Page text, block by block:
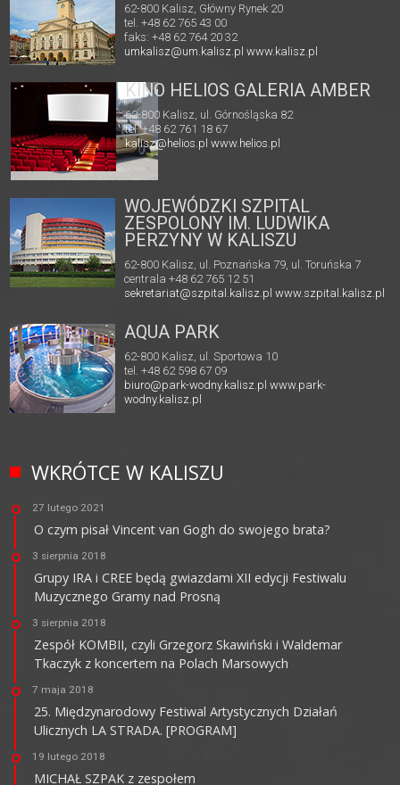
62-800 Kalisz, Główny Rynek 20
tel. +48 62 765 43 00
faks: +48 62 764 20 32
umkalisz@um.kalisz.plwww.kalisz.pl
KINO HELIOS GALERIA AMBER
62-800 Kalisz, ul. Górnośląska 82
tel. +48 62 761 18 67
kalisz@helios.pl www.helios.pl
WOJEWÓDZKI SZPITAL
ZESPOLONY IM. LUDWIKA
PERZYNY W KALISZU
62-800 Kalisz, ul. Poznańska 79, ul. Toruńska 7
centrala +48 62 765 12 51
sekretariat@szpital.kalisz.pl www.szpital.kalisz.pl
AQUA PARK
62-800 Kalisz, ul. Sportowa 10
tel. +48 62 598 67 09
biuro@park-wodny.kalisz.pl www.park-
wodny.kalisz.pl
WKRÓTCE W KALISZU
27 lutego 2021
O czym pisał Vincent van Gogh do swojego brata?
3 sierpnia 2018
Grupy IRA i CREE będą gwiazdami XII edycji Festiwalu
Muzycznego Gramy nad Prosną
3 sierpnia 2018
Zespół KOMBII, czyli Grzegorz Skawiński i Waldemar
Tkaczyk z koncertem na Polach Marsowych
7 maja 2018
25. Międzynarodowy Festiwal Artystycznych Działań
Ulicznych LA STRADA. [PROGRAM]
19 lutego 2018
MICHAŁ SZPAK z zespołem